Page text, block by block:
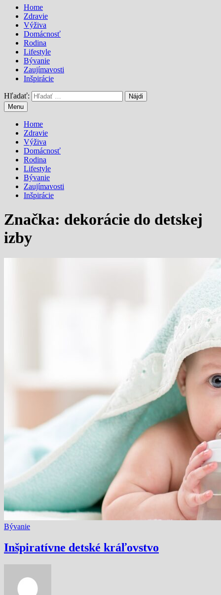
Home
Zdravie
Výživa
Domácnosť
Rodina
Lifestyle
Bývanie
Zaujímavosti
Inšpirácie
Hľadať:
Menu
Home
Zdravie
Výživa
Domácnosť
Rodina
Lifestyle
Bývanie
Zaujímavosti
Inšpirácie
Značka: dekorácie do detskej
izby
Bývanie
Inšpiratívne detské kráľovstvo